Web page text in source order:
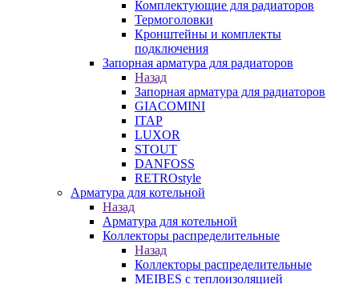
Комплектующие для радиаторов
Термоголовки
Кронштейны и комплекты
подключения
Запорная арматура для радиаторов
Назад
Запорная арматура для радиаторов
GIACOMINI
ITAP
LUXOR
STOUT
DANFOSS
RETROstyle
Арматура для котельной
Назад
Арматура для котельной
Коллекторы распределительные
Назад
Коллекторы распределительные
MEIBES с теплоизоляцией